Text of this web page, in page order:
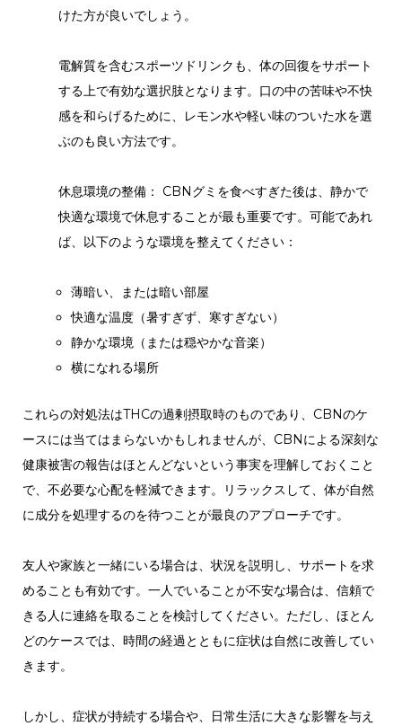
けた方が良いでしょう。
電解質を含むスポーツドリンクも、体の回復をサポート
する上で有効な選択肢となります。口の中の苦味や不快
感を和らげるために、レモン水や軽い味のついた水を選
ぶのも良い方法です。
休息環境の整備： CBNグミを食べすぎた後は、静かで
快適な環境で休息することが最も重要です。可能であれ
ば、以下のような環境を整えてください：
薄暗い、または暗い部屋
快適な温度（暑すぎず、寒すぎない）
静かな環境（または穏やかな音楽）
横になれる場所
これらの対処法はTHCの過剰摂取時のものであり、CBNのケ
ースには当てはまらないかもしれませんが、CBNによる深刻な
健康被害の報告はほとんどないという事実を理解しておくこと
で、不必要な心配を軽減できます。リラックスして、体が自然
に成分を処理するのを待つことが最良のアプローチです。
友人や家族と一緒にいる場合は、状況を説明し、サポートを求
めることも有効です。一人でいることが不安な場合は、信頼で
きる人に連絡を取ることを検討してください。ただし、ほとん
どのケースでは、時間の経過とともに症状は自然に改善してい
きます。
しかし、症状が持続する場合や、日常生活に大きな影響を与え